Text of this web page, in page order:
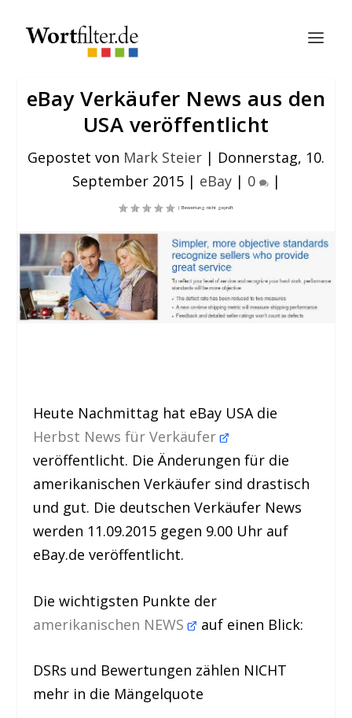
eBay Verkäufer News aus den
USA veröffentlicht
Gepostet von Mark Steier | Donnerstag, 10.
September 2015| eBay| 0 |
Heute Nachmittag hat eBay USA die
Herbst News für Verkäufer
veröffentlicht. Die Änderungen für die
amerikanischen Verkäufer sind drastisch
und gut. Die deutschen Verkäufer News
werden 11.09.2015 gegen 9.00 Uhr auf
eBay.de veröffentlicht.
Die wichtigsten Punkte der
amerikanischen NEWS
auf einen Blick:
DSRs und Bewertungen zählen NICHT
mehr in die Mängelquote